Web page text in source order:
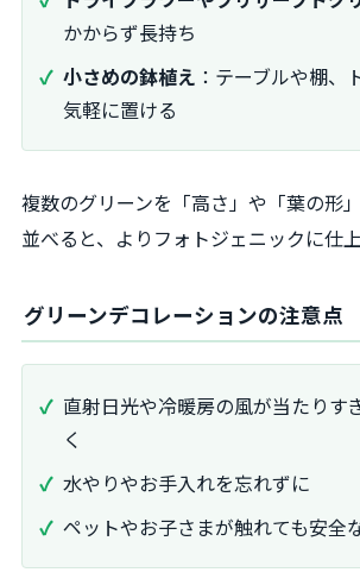
かからず長持ち
小さめの鉢植え ：テーブルや棚、
気軽に置ける
複数のグリーンを「高さ」や「葉の形
並べると、よりフォトジェニックに仕上
グリーンデコレーションの注意点
直射日光や冷暖房の風が当たりす
く
水やりやお手入れを忘れずに
ペットやお子さまが触れても安全